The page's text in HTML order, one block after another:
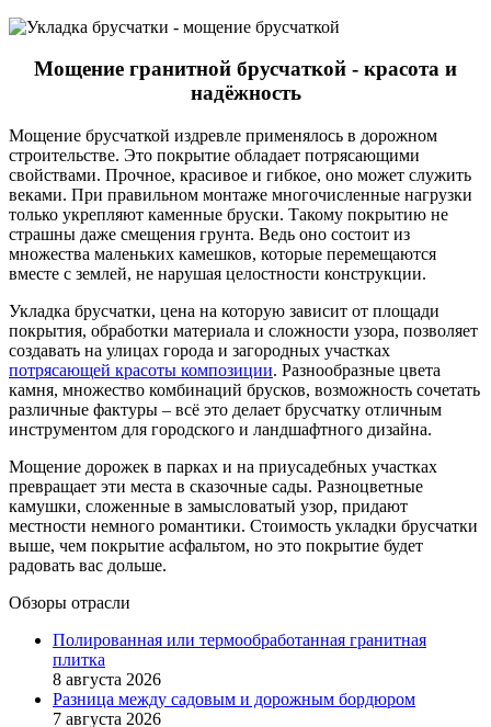
Мощение гранитной брусчаткой - красота и
надёжность
Мощение брусчаткой издревле применялось в дорожном
строительстве. Это покрытие обладает потрясающими
свойствами. Прочное, красивое и гибкое, оно может служить
веками. При правильном монтаже многочисленные нагрузки
только укрепляют каменные бруски. Такому покрытию не
страшны даже смещения грунта. Ведь оно состоит из
множества маленьких камешков, которые перемещаются
вместе с землей, не нарушая целостности конструкции.
Укладка брусчатки, цена на которую зависит от площади
покрытия, обработки материала и сложности узора, позволяет
создавать на улицах города и загородных участках
потрясающей красоты композиции. Разнообразные цвета
камня, множество комбинаций брусков, возможность сочетать
различные фактуры – всё это делает брусчатку отличным
инструментом для городского и ландшафтного дизайна.
Мощение дорожек в парках и на приусадебных участках
превращает эти места в сказочные сады. Разноцветные
камушки, сложенные в замысловатый узор, придают
местности немного романтики. Стоимость укладки брусчатки
выше, чем покрытие асфальтом, но это покрытие будет
радовать вас дольше.
Обзоры отрасли
Полированная или термообработанная гранитная
плитка
8 августа 2026
Разница между садовым и дорожным бордюром
7 августа 2026